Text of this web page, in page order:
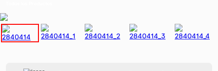
misma